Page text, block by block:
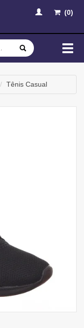
(0)
Tênis Casual